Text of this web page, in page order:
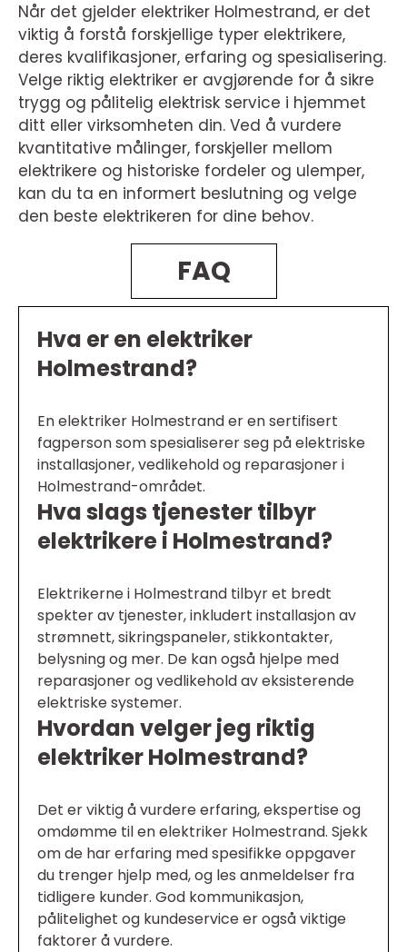
Når det gjelder elektriker Holmestrand, er det
viktig å forstå forskjellige typer elektrikere,
deres kvalifikasjoner, erfaring og spesialisering.
Velge riktig elektriker er avgjørende for å sikre
trygg og pålitelig elektrisk service i hjemmet
ditt eller virksomheten din. Ved å vurdere
kvantitative målinger, forskjeller mellom
elektrikere og historiske fordeler og ulemper,
kan du ta en informert beslutning og velge
den beste elektrikeren for dine behov.
FAQ
Hva er en elektriker
Holmestrand?
En elektriker Holmestrand er en sertifisert
fagperson som spesialiserer seg på elektriske
installasjoner, vedlikehold og reparasjoner i
Holmestrand-området.
Hva slags tjenester tilbyr
elektrikere i Holmestrand?
Elektrikerne i Holmestrand tilbyr et bredt
spekter av tjenester, inkludert installasjon av
strømnett, sikringspaneler, stikkontakter,
belysning og mer. De kan også hjelpe med
reparasjoner og vedlikehold av eksisterende
elektriske systemer.
Hvordan velger jeg riktig
elektriker Holmestrand?
Det er viktig å vurdere erfaring, ekspertise og
omdømme til en elektriker Holmestrand. Sjekk
om de har erfaring med spesifikke oppgaver
du trenger hjelp med, og les anmeldelser fra
tidligere kunder. God kommunikasjon,
pålitelighet og kundeservice er også viktige
faktorer å vurdere.